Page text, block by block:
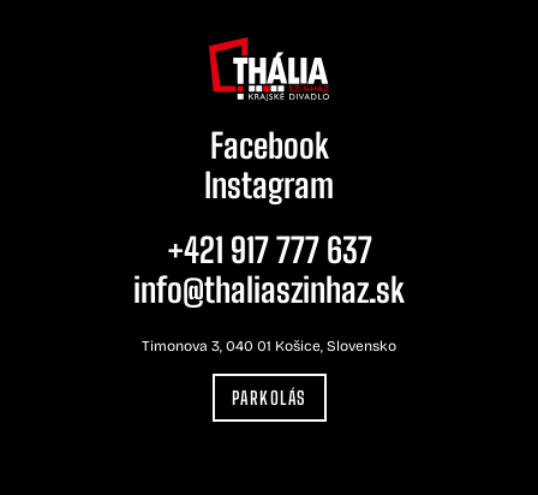
Facebook
Instagram
+421 917 777 637
info@thaliaszinhaz.sk
Timonova 3, 040 01 Košice, Slovensko
PARKOLÁS